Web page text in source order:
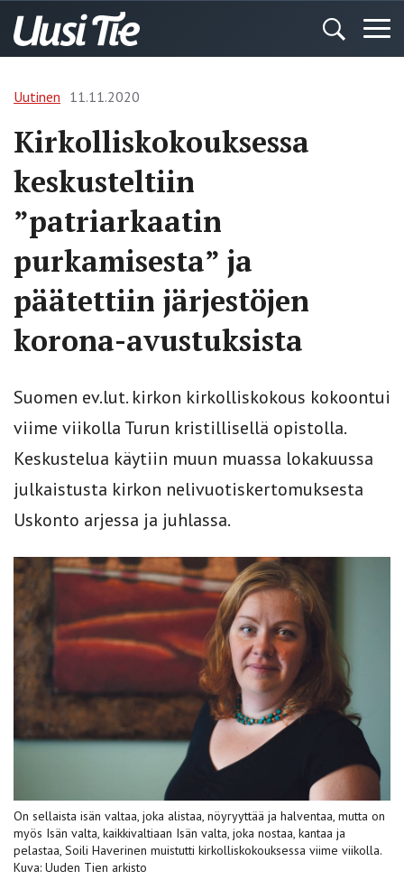
Uutinen 11.11.2020
Kirkolliskokouksessa
keskusteltiin
”patriarkaatin
purkamisesta” ja
päätettiin järjestöjen
korona-avustuksista
Suomen ev.lut. kirkon kirkolliskokous kokoontui
viime viikolla Turun kristillisellä opistolla.
Keskustelua käytiin muun muassa lokakuussa
julkaistusta kirkon nelivuotiskertomuksesta
Uskonto arjessa ja juhlassa.
On sellaista isän valtaa, joka alistaa, nöyryyttää ja halventaa, mutta on
myös Isän valta, kaikkivaltiaan Isän valta, joka nostaa, kantaa ja
pelastaa, Soili Haverinen muistutti kirkolliskokouksessa viime viikolla.
Kuva: Uuden Tien arkisto